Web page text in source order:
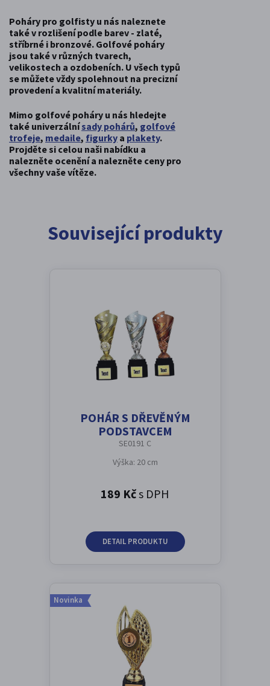
Poháry pro golfisty u nás naleznete
také v rozlišení podle barev - zlaté,
stříbrné i bronzové. Golfové poháry
jsou také v různých tvarech,
velikostech a ozdobeních. U všech typů
se můžete vždy spolehnout na precizní
provedenía kvalitní materiály.
Mimo golfové poháry u nás hledejte
také univerzálnísady pohárů, golfové
trofeje, medaile, figurky a plakety.
Projděte si celou naši nabídku a
nalezněte ocenění a nalezněte ceny pro
všechny vaše vítěze.
Související produkty
POHÁR S DŘEVĚNÝM
PODSTAVCEM
SE0191 C
Výška: 20 cm
189 Kčs DPH
DETAIL PRODUKTU
Novinka